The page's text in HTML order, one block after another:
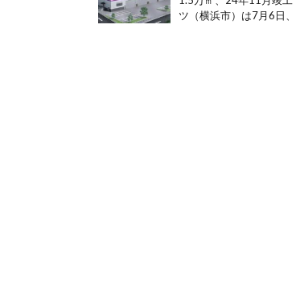
ツ（横浜市）は7月6日